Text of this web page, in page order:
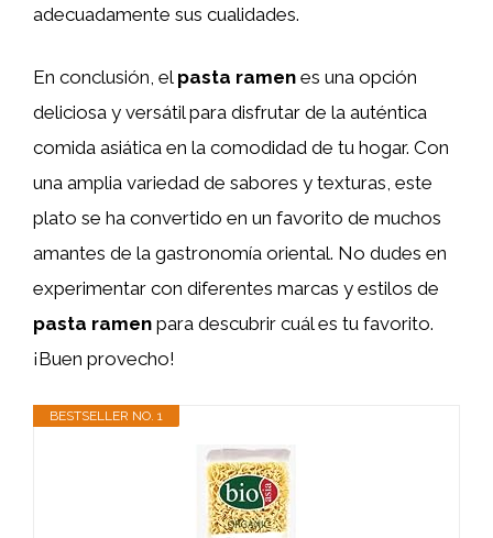
adecuadamente sus cualidades.
En conclusión, el pasta ramen es una opción
deliciosa y versátil para disfrutar de la auténtica
comida asiática en la comodidad de tu hogar. Con
una amplia variedad de sabores y texturas, este
plato se ha convertido en un favorito de muchos
amantes de la gastronomía oriental. No dudes en
experimentar con diferentes marcas y estilos de
pasta ramen para descubrir cuál es tu favorito.
¡Buen provecho!
BESTSELLER NO. 1